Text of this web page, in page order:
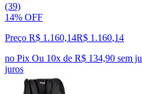
(39)
14% OFF
Preço R$ 1.160,14R$ 1.160,14
no Pix Ou 10x de R$ 134,90 sem
juros